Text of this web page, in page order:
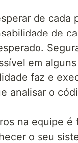
de cada
de
em
faz e
analisar o
na equipe
o seu